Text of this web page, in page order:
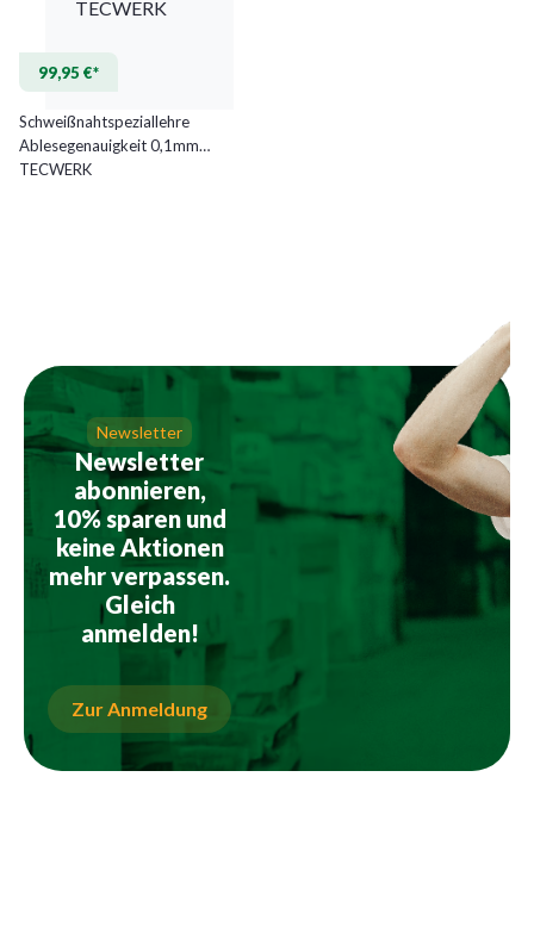
99,95 €*
Schweißnahtspeziallehre
Ablesegenauigkeit 0,1mm
TECWERK
Newsletter
Newsletter
abonnieren,
10% sparen und
keine Aktionen
mehr verpassen.
Gleich
anmelden!
Zur Anmeldung